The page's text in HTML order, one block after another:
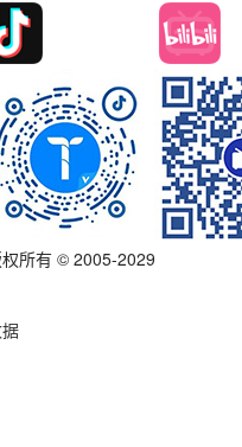
权所有 © 2005-2029